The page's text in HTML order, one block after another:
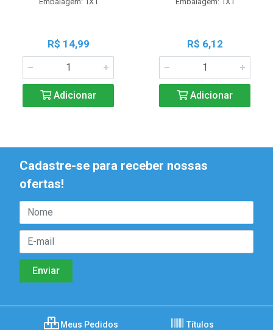
R$ 14,99
Adicionar
R$ 6,12
Adicionar
Cadastre-se para receber nossas
ofertas!
Meus Pedidos Títulos